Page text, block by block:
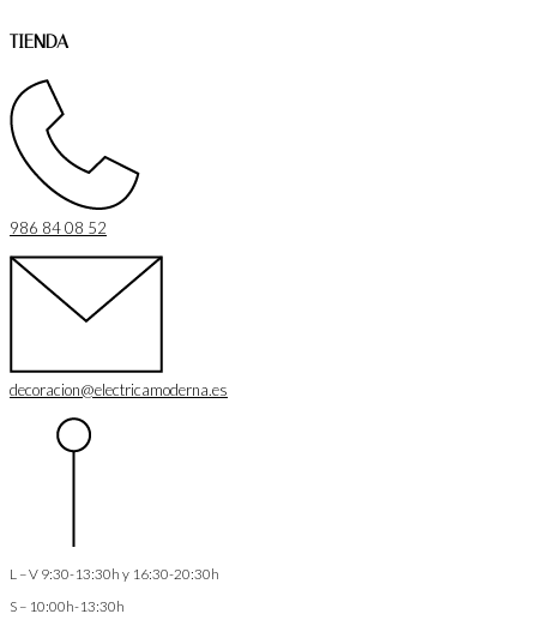
TIENDA
986 84 08 52
decoracion@electricamoderna.es
L – V 9:30-13:30h y 16:30-20:30h
S – 10:00h-13:30h